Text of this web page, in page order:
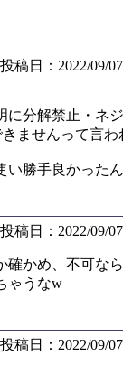
稿日：2022/09/
分解禁止・ネ
ませんって言わ
勝手良かった
稿日：2022/09/
確かめ、不可な
ゃうなw
稿日：2022/09/